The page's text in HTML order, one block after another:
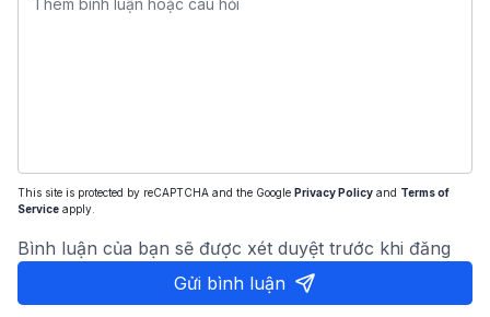
This site is protected by reCAPTCHA and the Google Privacy Policy and Terms of
Service apply.
Bình luận của bạn sẽ được xét duyệt trước khi đăng
Gửi bình luận